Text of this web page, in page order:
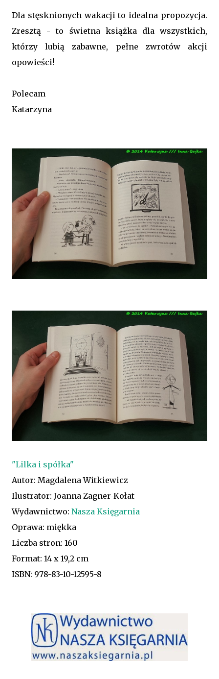
Dla stęsknionych wakacji to idealna propozycja.
Zresztą - to świetna książka dla wszystkich,
którzy lubią zabawne, pełne zwrotów akcji
opowieści!
Polecam
Katarzyna
"Lilka i spółka"
Autor: Magdalena Witkiewicz
Ilustrator: Joanna Zagner-Kołat
Wydawnictwo: Nasza Księgarnia
Oprawa: miękka
Liczba stron: 160
Format: 14 x 19,2 cm
ISBN: 978-83-10-12595-8